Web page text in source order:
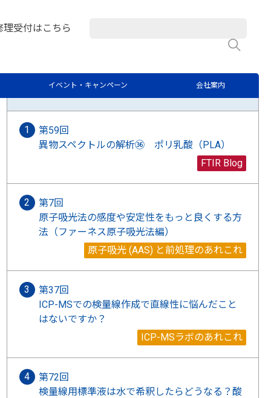
受付はこちら
会社案内
イベント・キャンペーン最新記事
第59回
異物スペクトルの解析㊱ ポリ乳酸（PLA）
FTIR Blog
第7回
原子吸光法の感度や安定性をもっと良くする方
法（ファーネス原子吸光法編）
原子吸光 (AAS) と前処理のあれこれ
第37回
ICP-MSでの検量線作成で直線性に悩んだこと
はないですか？
ICP-MSラボのあれこれ
第72回
検量線用標準液は水で希釈したらどうなる？酸